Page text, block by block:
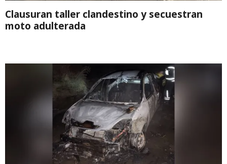
Clausuran taller clandestino y secuestran
moto adulterada